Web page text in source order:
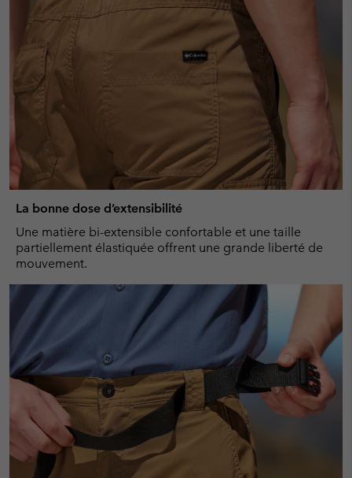
La bonne dose d’extensibilité
Une matière bi-extensible confortable et une taille
partiellement élastiquée offrent une grande liberté de
mouvement.